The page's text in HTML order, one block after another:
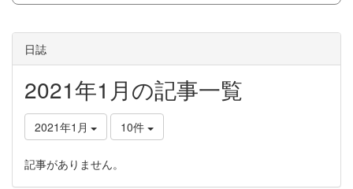
日誌
2021年1月の記事一覧
2021年1月 10件
記事がありません。